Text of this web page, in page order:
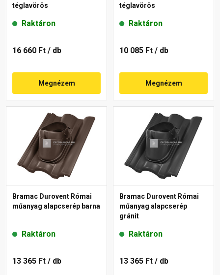
téglavörös
Raktáron
16 660 Ft / db
Megnézem
téglavörös
Raktáron
10 085 Ft / db
Megnézem
Bramac Durovent Római
műanyag alapcserép barna
Raktáron
13 365 Ft / db
Bramac Durovent Római
műanyag alapcserép
gránit
Raktáron
13 365 Ft / db